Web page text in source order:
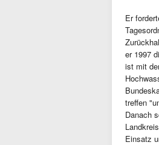
Er
er 1997
ist mit
treffen
Danach
Einsatz